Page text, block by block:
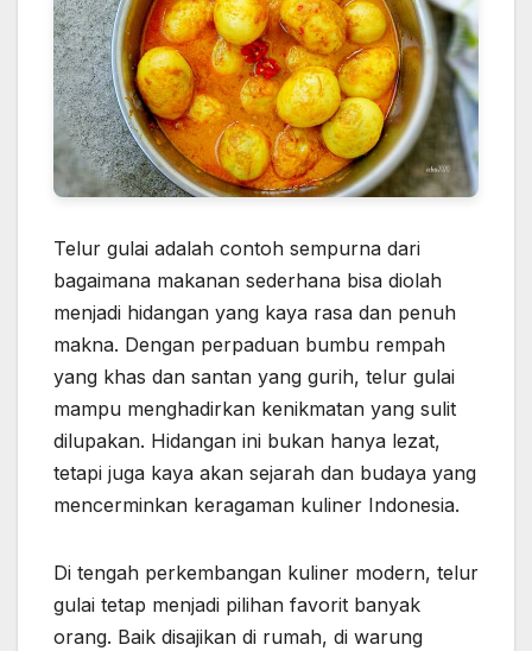
Telur gulai adalah contoh sempurna dari
bagaimana makanan sederhana bisa diolah
menjadi hidangan yang kaya rasa dan penuh
makna. Dengan perpaduan bumbu rempah
yang khas dan santan yang gurih, telur gulai
mampu menghadirkan kenikmatan yang sulit
dilupakan. Hidangan ini bukan hanya lezat,
tetapi juga kaya akan sejarah dan budaya yang
mencerminkan keragaman kuliner Indonesia.
Di tengah perkembangan kuliner modern, telur
gulai tetap menjadi pilihan favorit banyak
orang. Baik disajikan di rumah, di warung